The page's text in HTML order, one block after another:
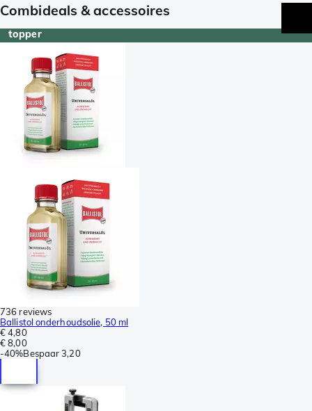
Combideals & accessoires
topper
736 reviews
Ballistol onderhoudsolie, 50 ml
€ 4,80
€ 8,00
-40%Bespaar 3,20